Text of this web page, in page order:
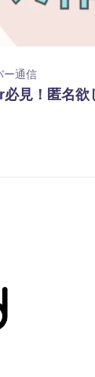
ー通信
見！匿名欲